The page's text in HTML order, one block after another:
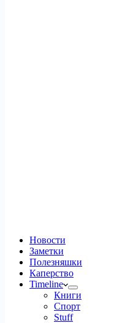
Новости
Заметки
Полезняшки
Каперство
Timeline
Книги
Спорт
Stuff